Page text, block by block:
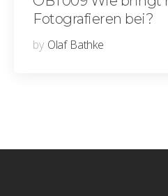
Fotografieren bei?
by Olaf Bathke